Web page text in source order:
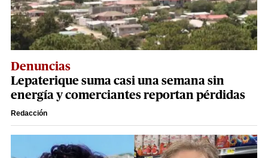
Denuncias
Lepaterique suma casi una semana sin
energía y comerciantes reportan pérdidas
Redacción